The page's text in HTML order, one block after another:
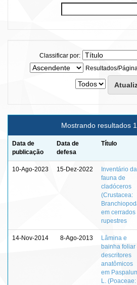
Classificar por:
Resultados/Página
Mostrando resultados
Data de
publicação
Data de
defesa
Título
10-Ago-2023 15-Dez-2022
Inventário da
fauna de
cladóceros
(Crustacea:
em cerrados
rupestres
14-Nov-2014 8-Ago-2013
Lâmina e
bainha foliar
descritores
anatômicos
em
L. (Poaceae: